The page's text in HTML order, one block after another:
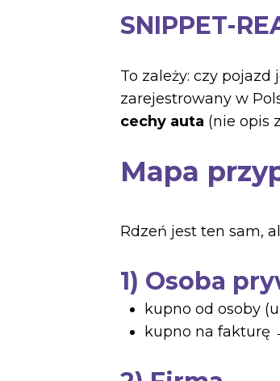
SNIPPET-
To zależy: czy pojazd
zarejestrowany w
cechy auta (nie opis
Mapa
Rdzeń jest ten sam,
1) Osoba
kupno od osoby
kupno na fakturę